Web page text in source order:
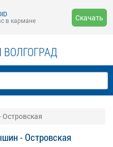
в кармане
Скачать
- Островская